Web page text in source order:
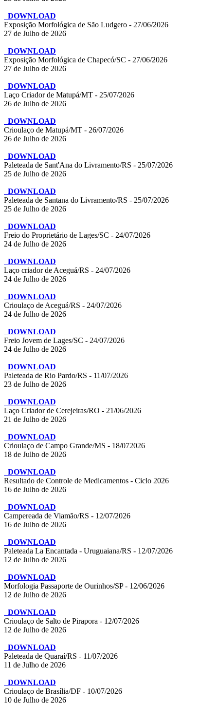
DOWNLOAD
Exposição Morfológica de São Ludgero - 27/06/2026
27 de Julho de 2026
DOWNLOAD
Exposição Morfológica de Chapecó/SC - 27/06/2026
27 de Julho de 2026
DOWNLOAD
Laço Criador de Matupá/MT - 25/07/2026
26 de Julho de 2026
DOWNLOAD
Crioulaço de Matupá/MT - 26/07/2026
26 de Julho de 2026
DOWNLOAD
Paleteada de Sant'Ana do Livramento/RS - 25/07/2026
25 de Julho de 2026
DOWNLOAD
Paleteada de Santana do Livramento/RS - 25/07/2026
25 de Julho de 2026
DOWNLOAD
Freio do Proprietário de Lages/SC - 24/07/2026
24 de Julho de 2026
DOWNLOAD
Laço criador de Aceguá/RS - 24/07/2026
24 de Julho de 2026
DOWNLOAD
Crioulaço de Aceguá/RS - 24/07/2026
24 de Julho de 2026
DOWNLOAD
Freio Jovem de Lages/SC - 24/07/2026
24 de Julho de 2026
DOWNLOAD
Paleteada de Rio Pardo/RS - 11/07/2026
23 de Julho de 2026
DOWNLOAD
Laço Criador de Cerejeiras/RO - 21/06/2026
21 de Julho de 2026
DOWNLOAD
Crioulaço de Campo Grande/MS - 18/072026
18 de Julho de 2026
DOWNLOAD
Resultado de Controle de Medicamentos - Ciclo 2026
16 de Julho de 2026
DOWNLOAD
Campereada de Viamão/RS - 12/07/2026
16 de Julho de 2026
DOWNLOAD
Paleteada La Encantada - Uruguaiana/RS - 12/07/2026
12 de Julho de 2026
DOWNLOAD
Morfologia Passaporte de Ourinhos/SP - 12/06/2026
12 de Julho de 2026
DOWNLOAD
Crioulaço de Salto de Pirapora - 12/07/2026
12 de Julho de 2026
DOWNLOAD
Paleteada de Quaraí/RS - 11/07/2026
11 de Julho de 2026
DOWNLOAD
Crioulaço de Brasília/DF - 10/07/2026
10 de Julho de 2026